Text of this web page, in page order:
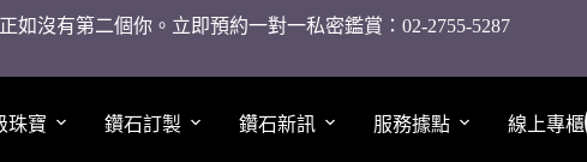
如沒有第二個你。立即預約一對一私密鑑賞：02-2755-5287
珠寶 鑽石訂製 鑽石新訊 服務據點 線上專櫃